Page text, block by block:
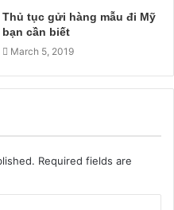
Thủ tục gửi hàng mẫu đi Mỹ
bạn cần biết
March 5, 2019
Required fields are